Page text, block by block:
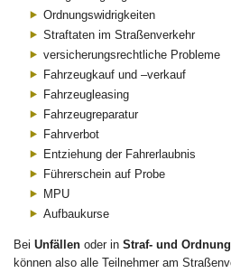
Ordnungswidrigkeiten
Straftaten im Straßenverkehr
versicherungsrechtliche Probleme
Fahrzeugkauf und –verkauf
Fahrzeugleasing
Fahrzeugreparatur
Fahrverbot
Entziehung der Fahrerlaubnis
Führerschein auf Probe
MPU
Aufbaukurse
Bei Unfällen oder in Straf- und
können also alle Teilnehmer am